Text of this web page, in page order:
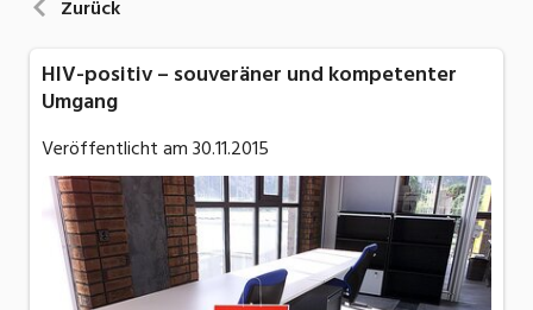
Zurück
HIV-positiv – souveräner und kompetenter
Umgang
Veröffentlicht am30.11.2015